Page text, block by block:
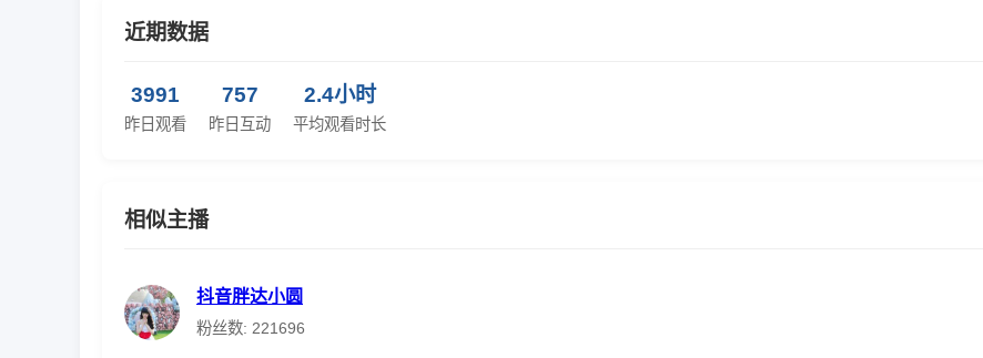
近期数据
3991
昨日观看
757
昨日互动
2.4小时
平均观看时长
相似主播
抖音胖达小圆
粉丝数: 221696